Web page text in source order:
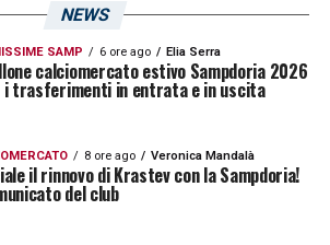
NEWS
SAMP 6 ore ago Elia Serra
calciomercato estivo Sampdoria 2026
i trasferimenti in entrata e in uscita
8 ore ago Veronica Mandalà
il rinnovo di Krastev con la Sampdoria!
del club